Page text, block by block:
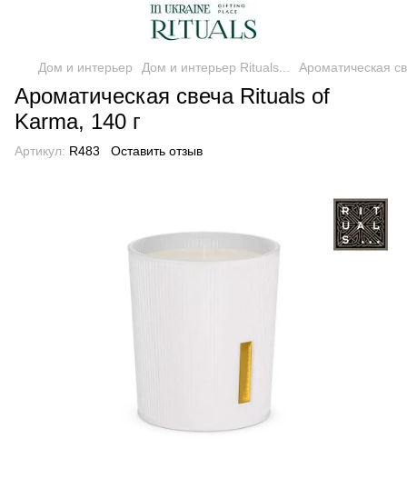
Дом и интерьер Дом и интерьер Rituals... Ароматическая
Ароматическая свеча Rituals of
Karma, 140 г
Артикул: R483 Оставить отзыв